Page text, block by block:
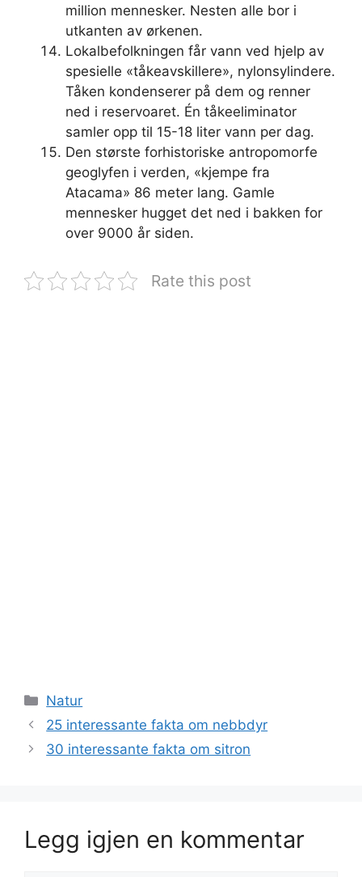
million mennesker. Nesten alle bor i
utkanten av ørkenen.
Lokalbefolkningen får vann ved hjelp av
spesielle «tåkeavskillere», nylonsylindere.
Tåken kondenserer på dem og renner
ned i reservoaret. Én tåkeeliminator
samler opp til 15-18 liter vann per dag.
Den største forhistoriske antropomorfe
geoglyfen i verden, «kjempe fra
Atacama» 86 meter lang. Gamle
mennesker hugget det ned i bakken for
over 9000 år siden.
Rate this post
Kategorier
Natur
25 interessante fakta om nebbdyr
30 interessante fakta om sitron
Legg igjen en kommentar